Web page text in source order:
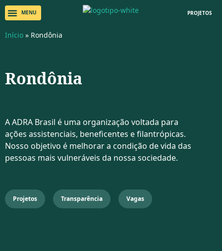
PROJETOS
Início » Rondônia
Rondônia
A ADRA Brasil é uma organização voltada para
ações assistenciais, beneficentes e filantrópicas.
Nosso objetivo é melhorar a condição de vida das
pessoas mais vulneráveis da nossa sociedade.
Projetos Transparência Vagas